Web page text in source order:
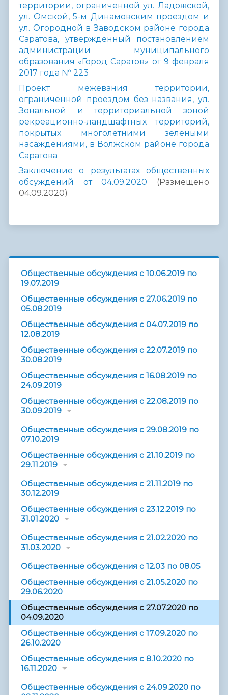
территории, ограниченной ул. Ладожской,
ул. Омской, 5-м Динамовским проездом и
ул. Огородной в Заводском районе города
Саратова, утвержденный постановлением
администрации муниципального
образования «Город Саратов» от 9 февраля
2017 года № 223
Проект межевания территории,
ограниченной проездом без названия, ул.
Зональной и территориальной зоной
рекреационно-ландшафтных территорий,
покрытых многолетними зелеными
насаждениями, в Волжском районе города
Саратова
Заключение о результатах общественных
обсуждений от 04.09.2020 (Размещено
04.09.2020)
Общественные обсуждения с 10.06.2019 по
19.07.2019
Общественные обсуждения с 27.06.2019 по
05.08.2019
Общественные обсуждения с 04.07.2019 по
12.08.2019
Общественные обсуждения с 22.07.2019 по
30.08.2019
Общественные обсуждения с 16.08.2019 по
24.09.2019
Общественные обсуждения с 22.08.2019 по
30.09.2019
Общественные обсуждения с 29.08.2019 по
07.10.2019
Общественные обсуждения с 21.10.2019 по
29.11.2019
Общественные обсуждения с 21.11.2019 по
30.12.2019
Общественные обсуждения с 23.12.2019 по
31.01.2020
Общественные обсуждения с 21.02.2020 по
31.03.2020
Общественные обсуждения с 12.03 по 08.05
Общественные обсуждения с 21.05.2020 по
29.06.2020
Общественные обсуждения с 27.07.2020 по
04.09.2020
Общественные обсуждения с 17.09.2020 по
26.10.2020
Общественные обсуждения с 8.10.2020 по
16.11.2020
Общественные обсуждения с 24.09.2020 по